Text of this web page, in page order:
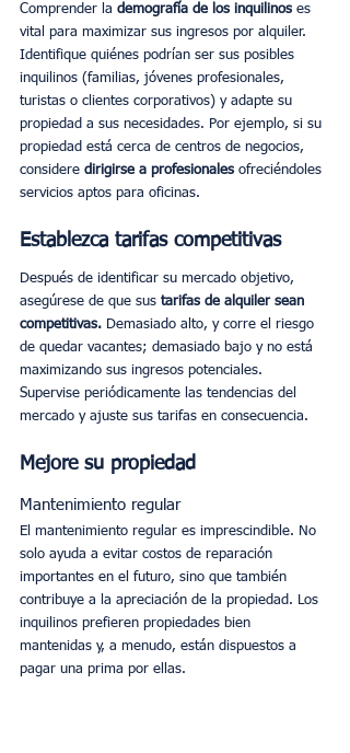
Comprender la demografía de los inquilinos es
vital para maximizar sus ingresos por alquiler.
Identifique quiénes podrían ser sus posibles
inquilinos (familias, jóvenes profesionales,
turistas o clientes corporativos) y adapte su
propiedad a sus necesidades. Por ejemplo, si su
propiedad está cerca de centros de negocios,
considere dirigirse a profesionales ofreciéndoles
servicios aptos para oficinas.
Establezca tarifas competitivas
Después de identificar su mercado objetivo,
asegúrese de que sus tarifas de alquiler sean
competitivas. Demasiado alto, y corre el riesgo
de quedar vacantes; demasiado bajo y no está
maximizando sus ingresos potenciales.
Supervise periódicamente las tendencias del
mercado y ajuste sus tarifas en consecuencia.
Mejore su propiedad
Mantenimiento regular
El mantenimiento regular es imprescindible. No
solo ayuda a evitar costos de reparación
importantes en el futuro, sino que también
contribuye a la apreciación de la propiedad. Los
inquilinos prefieren propiedades bien
mantenidas y, a menudo, están dispuestos a
pagar una prima por ellas.